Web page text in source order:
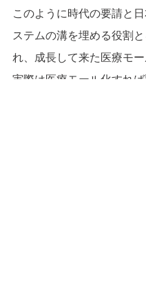
このように時代の要請と
ステムの溝を埋める役割
れ、成長して来た医療モー
実際は医療モール化すれ